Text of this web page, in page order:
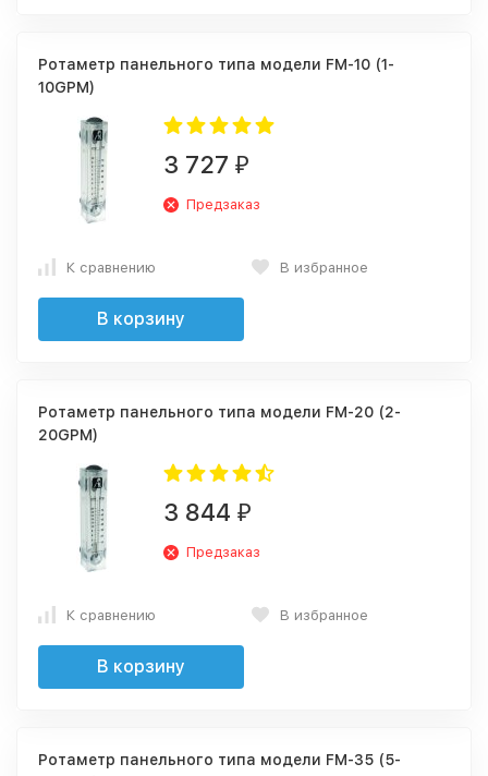
Ротаметр панельного типа модели FM-10 (1-
10GPM)
3 727 ₽
Предзаказ
К сравнению В избранное
В корзину
Ротаметр панельного типа модели FM-20 (2-
20GPM)
3 844 ₽
Предзаказ
К сравнению В избранное
В корзину
Ротаметр панельного типа модели FM-35 (5-